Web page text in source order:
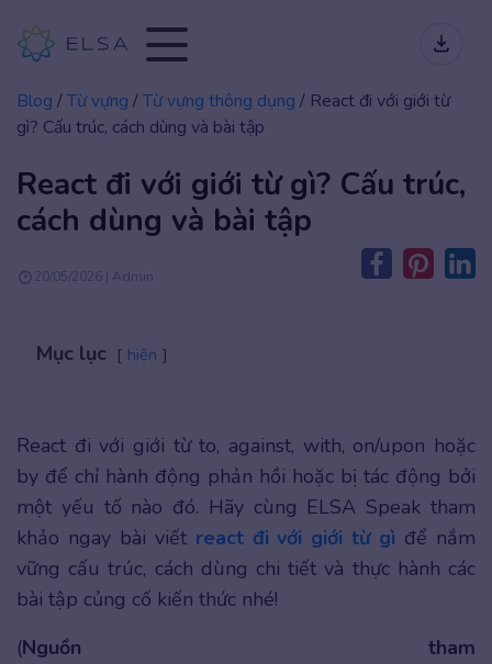
Blog /Từ vựng /Từ vựng thông dụng / React đi với giới từ
gì? Cấu trúc, cách dùng và bài tập
React đi với giới từ gì? Cấu trúc,
cách dùng và bài tập
20/05/2026 | Admin
Mục lục hiện
React đi với giới từ to, against, with, on/upon hoặc
by để chỉ hành động phản hồi hoặc bị tác động bởi
một yếu tố nào đó. Hãy cùng ELSA Speak tham
khảo ngay bài viết react đi với giới từ gì để nắm
vững cấu trúc, cách dùng chi tiết và thực hành các
bài tập củng cố kiến thức nhé!
(Nguồn tham